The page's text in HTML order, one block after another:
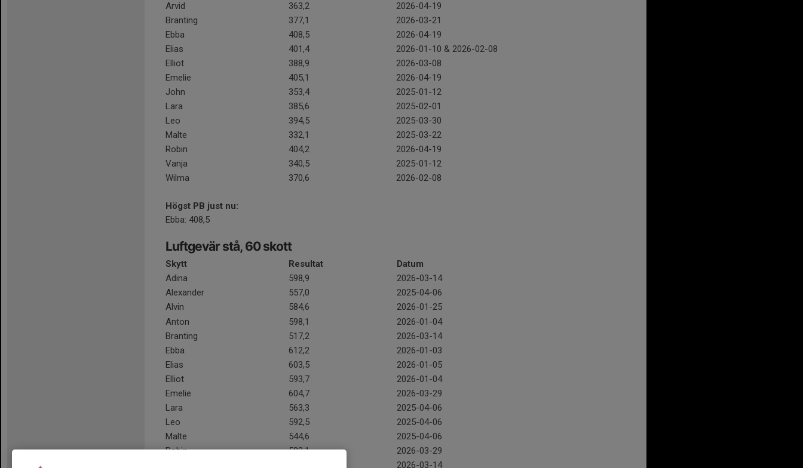
Arvid
363,2
2026-04-19
Branting
377,1
2026-03-21
Ebba
408,5
2026-04-19
Elias
401,4
2026-01-10 & 2026-02-08
Elliot
388,9
2026-03-08
Emelie
405,1
2026-04-19
John
353,4
2025-01-12
Lara
385,6
2025-02-01
Leo
394,5
2025-03-30
Malte
332,1
2025-03-22
Robin
404,2
2026-04-19
Vanja
340,5
2025-01-12
Wilma
370,6 2026-02-08
Högst PB just nu:
Ebba: 408,5
Luftgevär stå, 60 skott
Skytt Resultat
Datum
Adina
598,9
2026-03-14
Alexander
557,0
2025-04-06
Alvin
584,6
2026-01-25
Anton
598,1
2026-01-04
Branting
517,2
2026-03-14
Ebba
612,2
2026-01-03
Elias
603,5
2026-01-05
Elliot
593,7
2026-01-04
Emelie
604,7
2026-03-29
Lara
563,3
2025-04-06
Leo
592,5
2025-04-06
Malte
544,6
2025-04-06
Robin
593,1
2026-03-29
2026-03-14